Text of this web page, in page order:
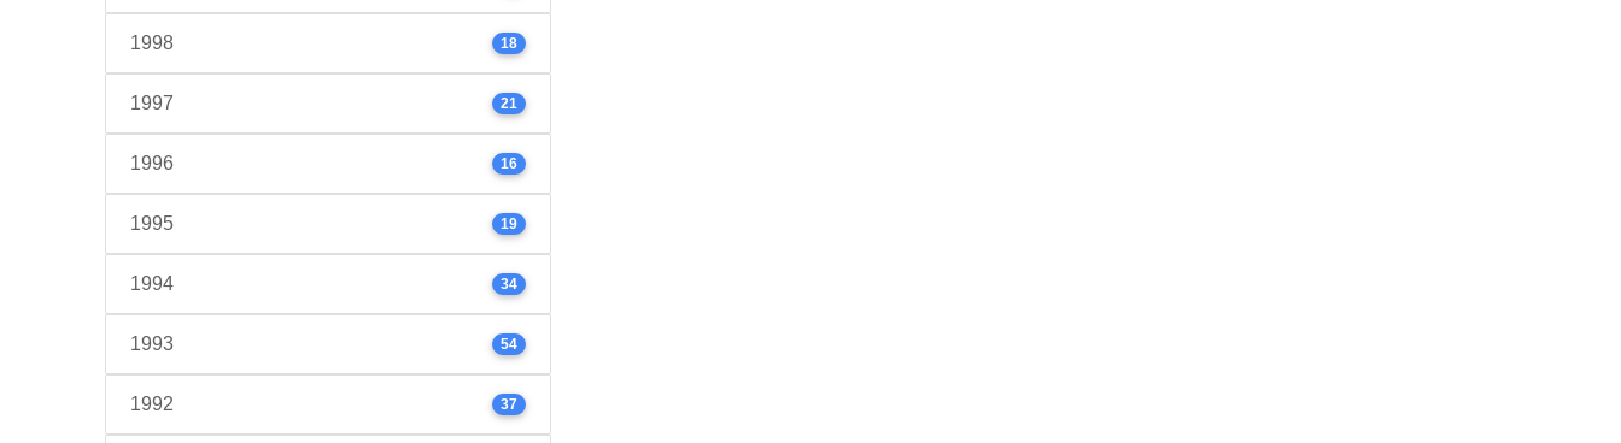
1998 18
1997 21
1996 16
1995 19
1994 34
1993 54
1992 37